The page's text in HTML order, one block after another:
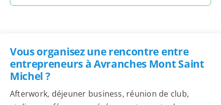
Vous organisez une rencontre entre
entrepreneurs à Avranches Mont Saint
Michel ?
Afterwork, déjeuner business, réunion de club,